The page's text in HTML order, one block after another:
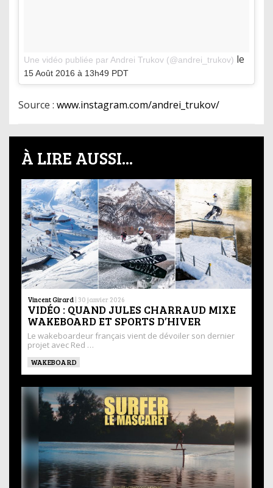
Une vidéo publiée par Andrei Trukov (@andrei_trukov) le
15 Août 2016 à 13h49 PDT
Source : www.instagram.com/andrei_trukov/
À LIRE AUSSI...
Vincent Girard | 30 janvier 2026
VIDÉO : QUAND JULES CHARRAUD MIXE
WAKEBOARD ET SPORTS D’HIVER
Le wakeboardeur français vient de dévoiler son dernier
projet avec Red …
WAKEBOARD